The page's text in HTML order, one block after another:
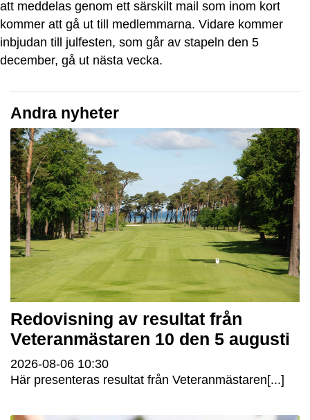
att meddelas genom ett särskilt mail som inom kort
kommer att gå ut till medlemmarna. Vidare kommer
inbjudan till julfesten, som går av stapeln den 5
december, gå ut nästa vecka.
Andra nyheter
Redovisning av resultat från
Veteranmästaren 10 den 5 augusti
2026-08-06 10:30
Här presenteras resultat från Veteranmästaren[...]